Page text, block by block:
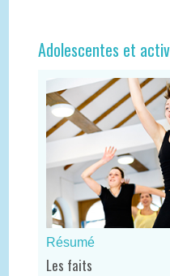
Adolescentes et
Résumé
Les faits